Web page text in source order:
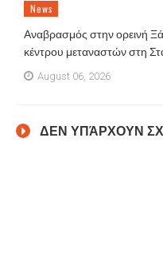
News
Αναβρασμός στην ορεινή
κέντρου μεταναστών στη
August 06, 2026
ΔΕΝ ΥΠΆΡΧΟΥΝ